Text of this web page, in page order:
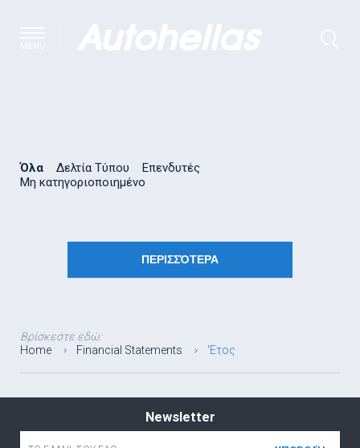
Όλα Δελτία Τύπου
Επενδυτές
Μη κατηγοριοποιημένο
ΠΕΡΙΣΣΌΤΕΡΑ
Βρίσκεστε εδώ:
Home
Financial Statements 'Eτος
Newsletter